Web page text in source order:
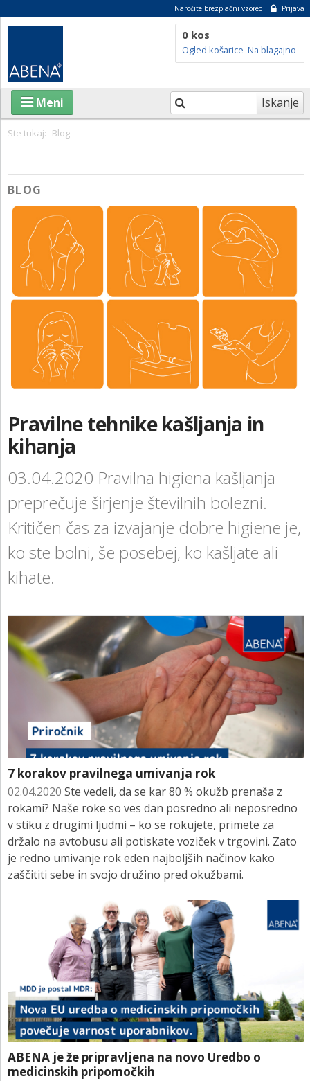
Naročite brezplačni vzorec Prijava
0 kos
Ogled košarice Na blagajno
Iskanje
Meni
O ABENI
TRAJNOSTNOST
SVETOVALNI CENTER
BLOG
KONTAKT
NAROČITE BREZPLAČNI VZOREC
PRIJAVA
Ste tukaj: Blog
BLOG
Pravilne tehnike kašljanja in
kihanja
03.04.2020 Pravilna higiena kašljanja
preprečuje širjenje številnih bolezni.
Kritičen čas za izvajanje dobre higiene je,
ko ste bolni, še posebej, ko kašljate ali
kihate.
7 korakov pravilnega umivanja rok
02.04.2020 Ste vedeli, da se kar 80 % okužb prenaša z
rokami? Naše roke so ves dan posredno ali neposredno
v stiku z drugimi ljudmi – ko se rokujete, primete za
držalo na avtobusu ali potiskate voziček v trgovini. Zato
je redno umivanje rok eden najboljših načinov kako
zaščititi sebe in svojo družino pred okužbami.
ABENA je že pripravljena na novo Uredbo o
medicinskih pripomočkih